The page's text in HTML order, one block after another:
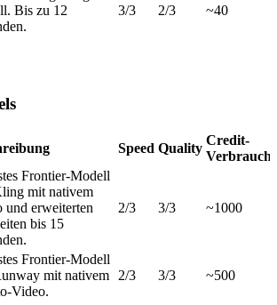
Bis zu 12
3/3 2/3 ~40
Speed Quality
Credit-
Verbrauch
Frontier-Modell
mit nativem
und erweiterten
bis 15
2/3 3/3 ~1000
Frontier-Modell
mit nativem
Video.
2/3 3/3 ~500